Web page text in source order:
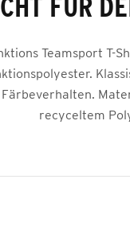
FÜR
Teamsport T-
Färbeverhalten.
recyceltem